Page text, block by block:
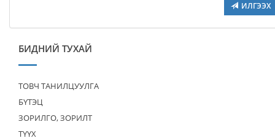
ИЛГЭЭХ
БИДНИЙ ТУХАЙ
ТОВЧ ТАНИЛЦУУЛГА
БҮТЭЦ
ЗОРИЛГО, ЗОРИЛТ
ТҮҮХ